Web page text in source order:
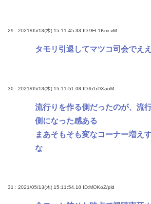
29 : 2021/05/13(木) 15:11:45.33 ID:9FL1KmcvM
タモリ引退してマツコ司会でえ
30 : 2021/05/13(木) 15:11:51.08 ID:lb1rDXaoM
流行りを作る側だったのが、流
側になった感ある
まあそもそも変なコーナー増え
な
31 : 2021/05/13(木) 15:11:54.10 ID:MOKoZ/pld